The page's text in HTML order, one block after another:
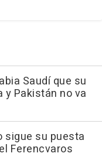
Saudí que su
y Pakistán no va
sigue su puesta
Ferencvaros